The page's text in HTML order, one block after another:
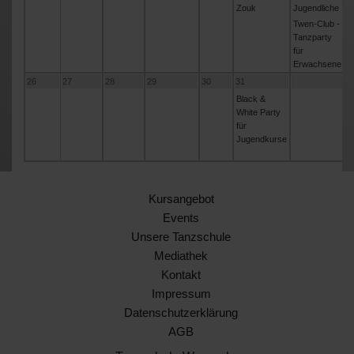
Zouk
Jugendliche
Twen-Club -
Tanzparty
für
Erwachsene
26
27 28 29 30
31
Black &
White Party
für
Jugendkurse
Kursangebot
Events
Unsere Tanzschule
Mediathek
Kontakt
Impressum
Datenschutzerklärung
AGB